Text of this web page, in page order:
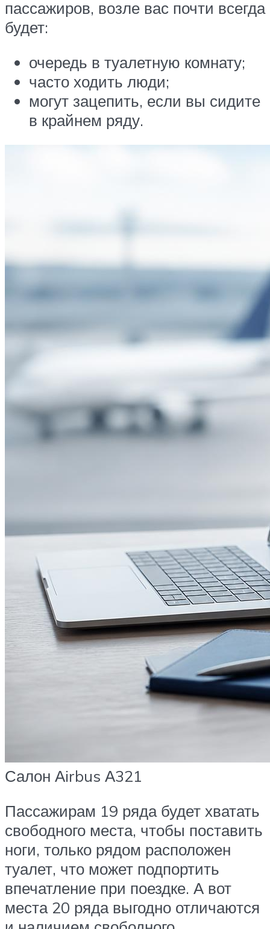
пассажиров, возле вас почти всегда
будет:
очередь в туалетную комнату;
часто ходить люди;
могут зацепить, если вы сидите
в крайнем ряду.
Салон Аirbus А321
Пассажирам 19 ряда будет хватать
свободного места, чтобы поставить
ноги, только рядом расположен
туалет, что может подпортить
впечатление при поездке. А вот
места 20 ряда выгодно отличаются